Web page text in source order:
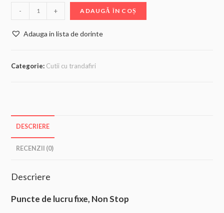
- + ADAUGĂ ÎN COȘ
Adauga in lista de dorinte
Categorie: Cutii cu trandafiri
DESCRIERE
RECENZII (0)
Descriere
Puncte de lucru fixe, Non Stop